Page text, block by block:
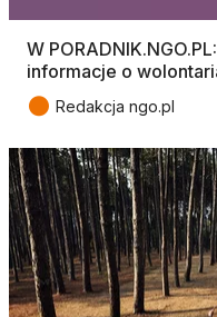
W
informacje o
● Redakcja ngo.pl